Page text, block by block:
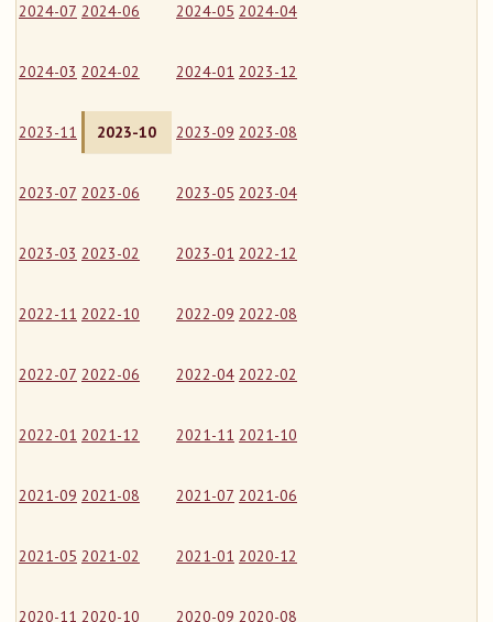
2024-07 2024-06 2024-05 2024-04
2024-03 2024-02 2024-01 2023-12
2023-11 2023-10 2023-09 2023-08
2023-07 2023-06 2023-05 2023-04
2023-03 2023-02 2023-01 2022-12
2022-11 2022-10 2022-09 2022-08
2022-07 2022-06 2022-04 2022-02
2022-01 2021-12 2021-11 2021-10
2021-09 2021-08 2021-07 2021-06
2021-05 2021-02 2021-01 2020-12
2020-11 2020-10 2020-09 2020-08